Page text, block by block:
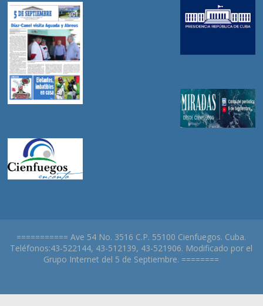
=========== Ave 54 No. 3516 C.P. 55100 Cienfuegos. Cuba.
Teléfonos:43-522144, 43-512139, 43-521906. Modificado por el
Grupo Internet del 5 de Septiembre. ========